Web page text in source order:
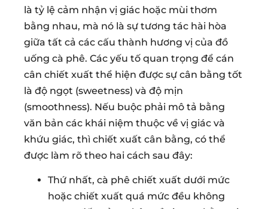
là tỷ lệ cảm nhận vị giác hoặc mùi thơm
bằng nhau, mà nó là sự tương tác hài hòa
giữa tất cả các cấu thành hương vị của đồ
uống cà phê. Các yếu tố quan trọng để cán
cân chiết xuất thể hiện được sự cân bằng tốt
là độ ngọt (sweetness) và độ mịn
(smoothness). Nếu buộc phải mô tả bằng
văn bản các khái niệm thuộc về vị giác và
khứu giác, thì chiết xuất cân bằng, có thể
được làm rõ theo hai cách sau đây:
Thứ nhất, cà phê chiết xuất dưới mức
hoặc chiết xuất quá mức đều không